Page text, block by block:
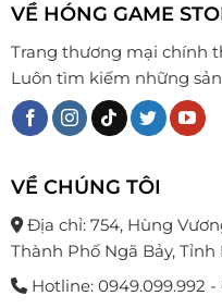
VỀ HÓNG GAME
Trang thương mại chính
Luôn tìm kiếm những
VỀ CHÚNG TÔI
Địa chỉ: 754, Hùng
Thành Phố Ngã Bảy, Tỉnh
Hotline: 0949.099.992 -